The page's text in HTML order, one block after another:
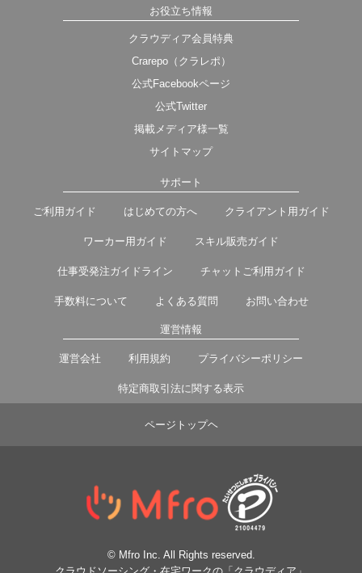
お役立ち情報
クラウディア会員特典
Crarepo（クラレポ）
公式Facebookページ
公式Twitter
掲載メディア様一覧
サイトマップ
サポート
ご利用ガイド はじめての方へ クライアント用ガイド
ワーカー用ガイド スキル販売ガイド
仕事受発注ガイドライン チャットご利用ガイド
手数料について よくある質問 お問い合わせ
運営情報
運営会社 利用規約 プライバシーポリシー
特定商取引法に関する表示
ページトップヘ
© Mfro Inc. All Rights reserved.